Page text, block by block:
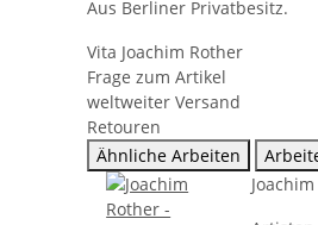
Aus Berliner Privatbesitz.
Vita Joachim Rother
Frage zum Artikel
weltweiter Versand
Retouren
Ähnliche Arbeiten